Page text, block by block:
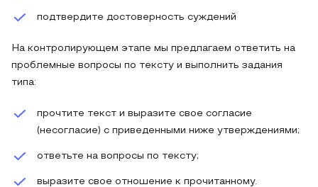
подтвердите достоверность суждений
На контролирующем этапе мы предлагаем ответить на
проблемные вопросы по тексту и выполнить задания
типа:
прочтите текст и выразите свое согласие
(несогласие) с приведенными ниже утверждениями;
ответьте на вопросы по тексту;
выразите свое отношение к прочитанному.